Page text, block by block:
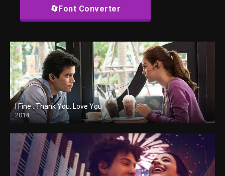
🔄Font Converter
I Fine.. Thank You..Love You
2014